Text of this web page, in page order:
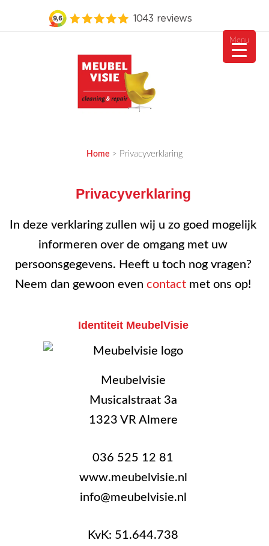
Home> Privacyverklaring
Privacyverklaring
In deze verklaring zullen wij u zo goed mogelijk
informeren over de omgang met uw
persoonsgegevens. Heeft u toch nog vragen?
Neem dan gewoon evencontact met ons op!
Identiteit MeubelVisie
Meubelvisie
Musicalstraat 3a
1323 VR Almere
036 525 12 81
www.meubelvisie.nl
info@meubelvisie.nl
KvK: 51.644.738
Menu